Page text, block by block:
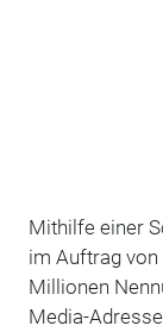
Mithilfe einer
im Auftrag
Millionen
Media-